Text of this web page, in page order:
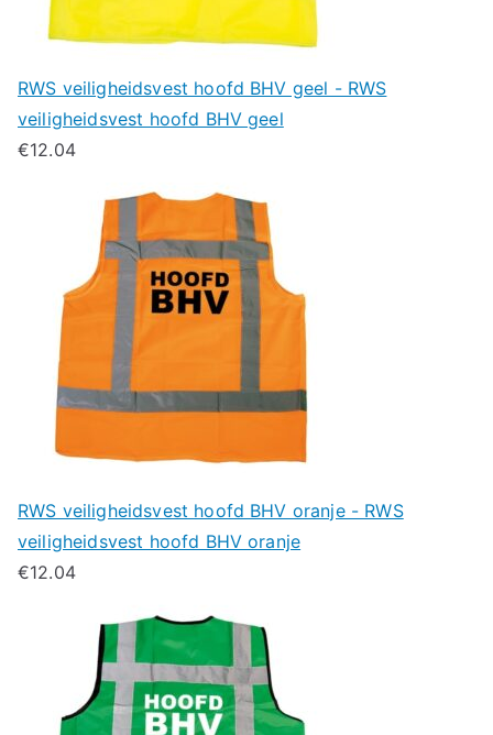
RWS veiligheidsvest hoofd BHV geel - RWS
veiligheidsvest hoofd BHV geel
€12.04
RWS veiligheidsvest hoofd BHV oranje - RWS
veiligheidsvest hoofd BHV oranje
€12.04